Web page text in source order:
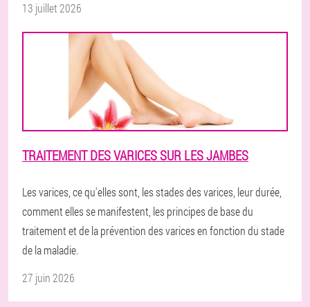
13 juillet 2026
TRAITEMENT DES VARICES SUR LES JAMBES
Les varices, ce qu'elles sont, les stades des varices, leur durée,
comment elles se manifestent, les principes de base du
traitement et de la prévention des varices en fonction du stade
de la maladie.
27 juin 2026